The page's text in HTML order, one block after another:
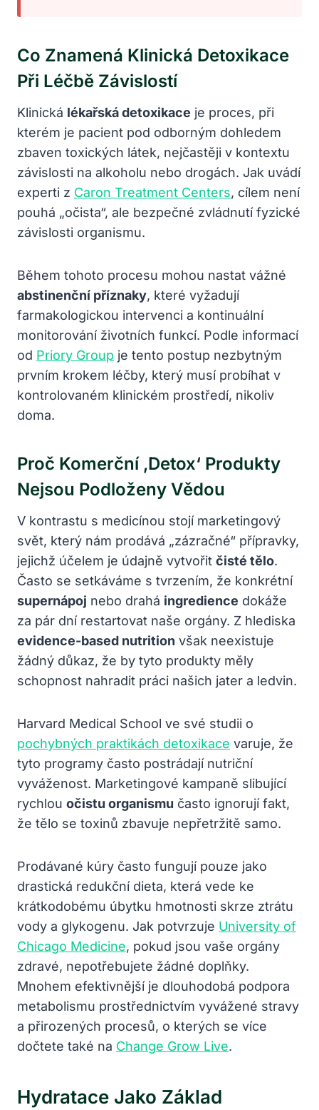
Co Znamená Klinická Detoxikace
Při Léčbě Závislostí
Klinická lékařská detoxikace je proces, při
kterém je pacient pod odborným dohledem
zbaven toxických látek, nejčastěji v kontextu
závislosti na alkoholu nebo drogách. Jak uvádí
experti z Caron Treatment Centers, cílem není
pouhá „očista“, ale bezpečné zvládnutí fyzické
závislosti organismu.
Během tohoto procesu mohou nastat vážné
abstinenční příznaky, které vyžadují
farmakologickou intervenci a kontinuální
monitorování životních funkcí. Podle informací
od Priory Group je tento postup nezbytným
prvním krokem léčby, který musí probíhat v
kontrolovaném klinickém prostředí, nikoliv
doma.
Proč Komerční ‚detox‘ Produkty
Nejsou Podloženy Vědou
V kontrastu s medicínou stojí marketingový
svět, který nám prodává „zázračné“ přípravky,
jejichž účelem je údajně vytvořit čisté tělo.
Často se setkáváme s tvrzením, že konkrétní
supernápoj nebo drahá ingredience dokáže
za pár dní restartovat naše orgány. Z hlediska
evidence-based nutrition však neexistuje
žádný důkaz, že by tyto produkty měly
schopnost nahradit práci našich jater a ledvin.
Harvard Medical School ve své studii o
pochybných praktikách detoxikace varuje, že
tyto programy často postrádají nutriční
vyváženost. Marketingové kampaně slibující
rychlou očistu organismu často ignorují fakt,
že tělo se toxinů zbavuje nepřetržitě samo.
Prodávané kúry často fungují pouze jako
drastická redukční dieta, která vede ke
krátkodobému úbytku hmotnosti skrze ztrátu
vody a glykogenu. Jak potvrzuje University of
Chicago Medicine, pokud jsou vaše orgány
zdravé, nepotřebujete žádné doplňky.
Mnohem efektivnější je dlouhodobá podpora
metabolismu prostřednictvím vyvážené stravy
a přirozených procesů, o kterých se více
dočtete také na Change Grow Live.
Hydratace Jako Základ